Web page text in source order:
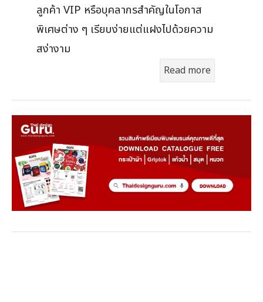
ลูกค้า VIP หรือบุคลากรสำคัญในโอกาส
พิเศษต่าง ๆ เรียบง่ายแต่แฝงไปด้วยความ
สง่างาม
Read more